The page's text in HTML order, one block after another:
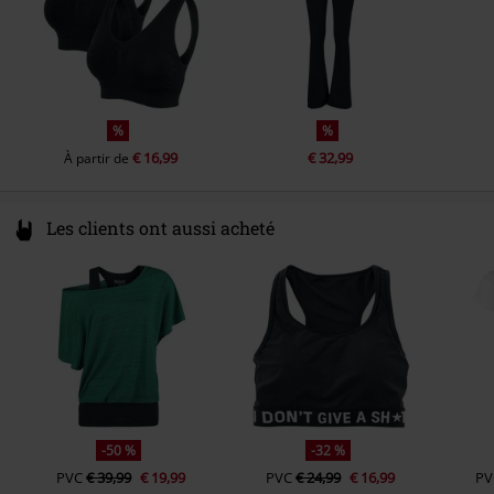
%
À partir de€ 16,99
%
€ 32,99
Les clients ont aussi acheté
-50 %
PVC€ 39,99 € 19,99
-32 %
PVC€ 24,99 € 16,99